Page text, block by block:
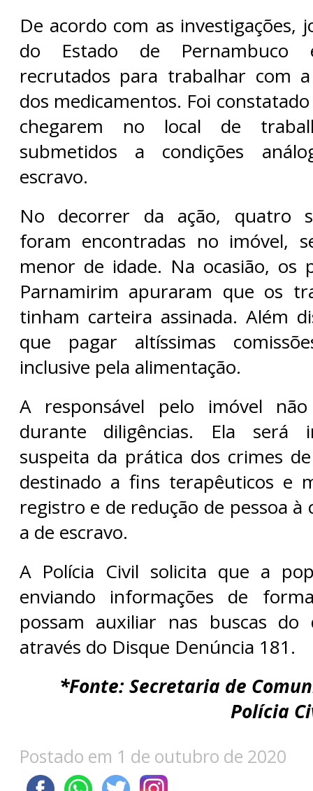
De acordo com as investigações,
do Estado de Pernambuco
recrutados para trabalhar com
dos medicamentos. Foi
chegarem no local de
submetidos a condições
escravo.
No decorrer da ação, quatro
foram encontradas no imóvel,
menor de idade. Na ocasião, os
Parnamirim apuraram que os
tinham carteira assinada. Além
que pagar altíssimas
inclusive pela alimentação.
A responsável pelo imóvel
durante diligências. Ela será
suspeita da prática dos crimes
destinado a fins terapêuticos e
registro e de redução de pessoa à
a de escravo.
A Polícia Civil solicita que a
enviando informações de
possam auxiliar nas buscas
através do Disque Denúncia 181.
*Fonte: Secretaria de
Polícia
Postado em 1 de outubro de 2020